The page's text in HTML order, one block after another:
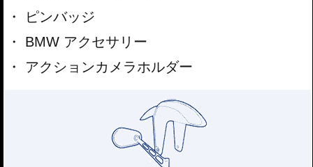
ピンバッジ
BMW アクセサリー
アクションカメラホルダー